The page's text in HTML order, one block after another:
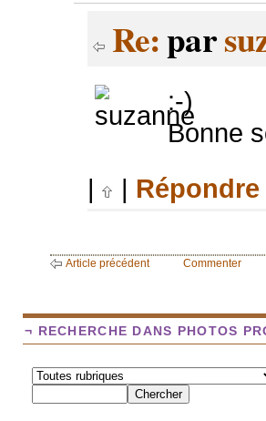
Re:par
:-)
Bonne
|
| Répondre
Article précédent Commenter
¬ RECHERCHE DANS PHOTOS